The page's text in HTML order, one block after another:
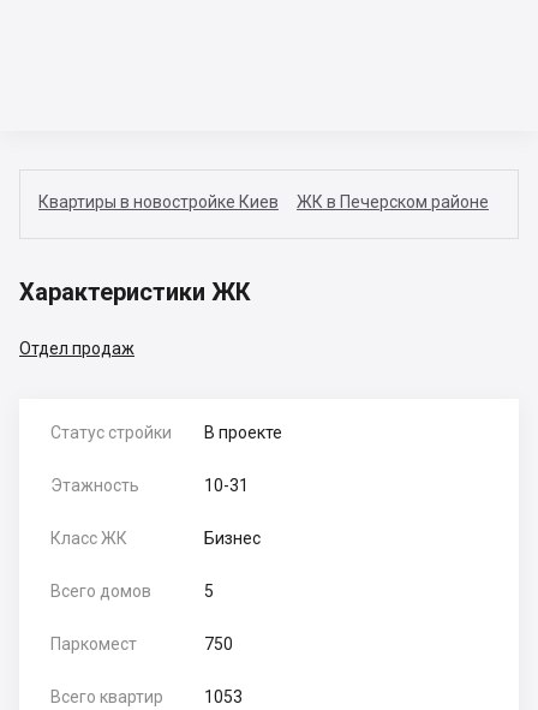
Квартиры в новостройке Киев ЖК в Печерском районе
Характеристики ЖК
Отдел продаж
Статус стройки В проекте
Этажность 10-31
Класс ЖК Бизнес
Всего домов 5
Паркомест 750
Всего квартир 1053